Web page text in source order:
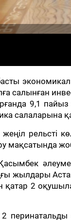
салынған
9,1
салаларына
жеңіл рельсті
мақсатында
жылдары
2
перинатальды